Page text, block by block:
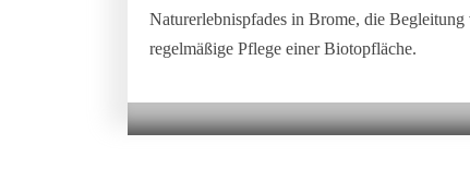
Naturerlebnispfades in Brome, die
regelmäßige Pflege einer Biotopfläche.